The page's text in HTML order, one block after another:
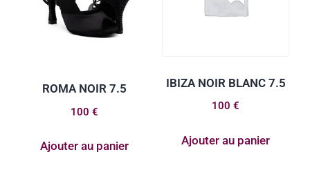
ROMA NOIR 7.5
100 €
Ajouter au panier
IBIZA NOIR BLANC 7.5
100 €
Ajouter au panier